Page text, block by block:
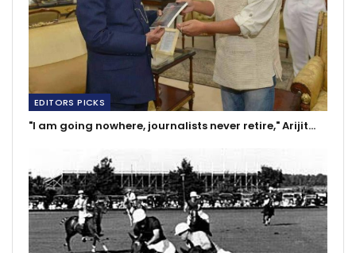
EDITORS PICKS
"I am going nowhere, journalists never retire," Arijit…